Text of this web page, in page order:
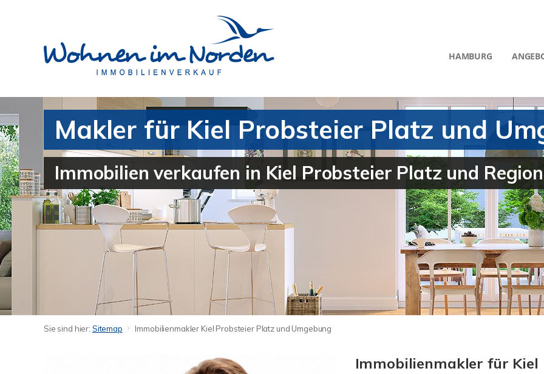
HAMBURG
Makler für Kiel Probsteier Platz und
Immobilien verkaufen in Kiel Probsteier Platz und Region
Sie sind hier: Sitemap Immobilienmakler Kiel Probsteier Platz und Umgebung
Immobilienmakler für